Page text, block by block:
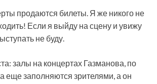
продаются билеты. Я же никого не
Если я выйду на сцену и увижу
не буду.
залы на концертах Газманова, по
еще заполняются зрителями, а он